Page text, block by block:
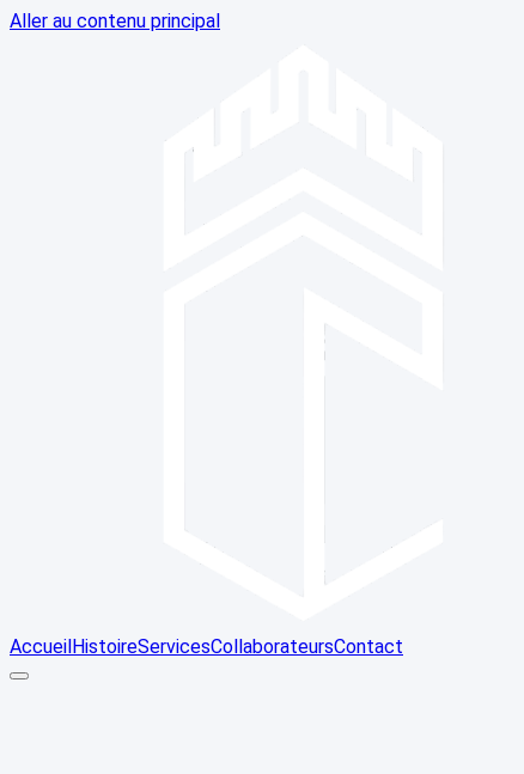
Aller au contenu principal
AccueilHistoireServicesCollaborateursContact